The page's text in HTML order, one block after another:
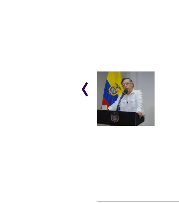
nietas y a mi hija
en Francia es el
‹